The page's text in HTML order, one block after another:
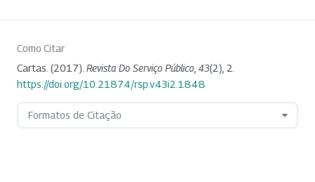
Como Citar
Cartas. (2017). Revista Do Serviço Público 43(2), 2.
https://doi.org/10.21874/rsp.v43i2.1848
Formatos de Citação